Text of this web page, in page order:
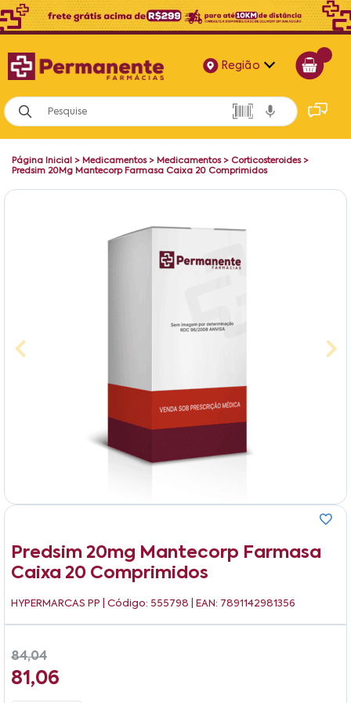
Região
Alagoas
Bahia
Paraíba
Página Inicial > Medicamentos> Medicamentos> Corticosteroides>
Predsim 20Mg Mantecorp Farmasa Caixa 20 Comprimidos
Predsim 20mg Mantecorp Farmasa
Caixa 20 Comprimidos
HYPERMARCAS PP | Código: 555798 | EAN: 7891142981356
84,04
81,06